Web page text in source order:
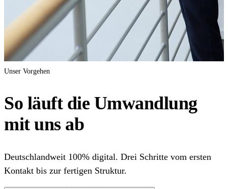
Unser Vorgehen
So läuft die Umwandlung
mit uns ab
Deutschlandweit 100% digital. Drei Schritte vom ersten
Kontakt bis zur fertigen Struktur.